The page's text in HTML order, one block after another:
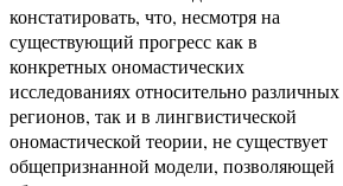
констатировать, что, несмотря на
существующий прогресс как в
конкретных ономастических
исследованиях относительно различных
регионов, так и в лингвистической
ономастической теории, не существует
общепризнанной модели, позволяющей